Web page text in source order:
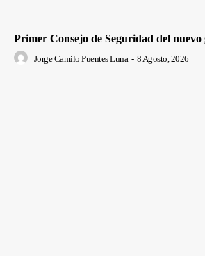
Primer Consejo de Seguridad del nuevo
Jorge Camilo Puentes Luna - 8 Agosto, 2026